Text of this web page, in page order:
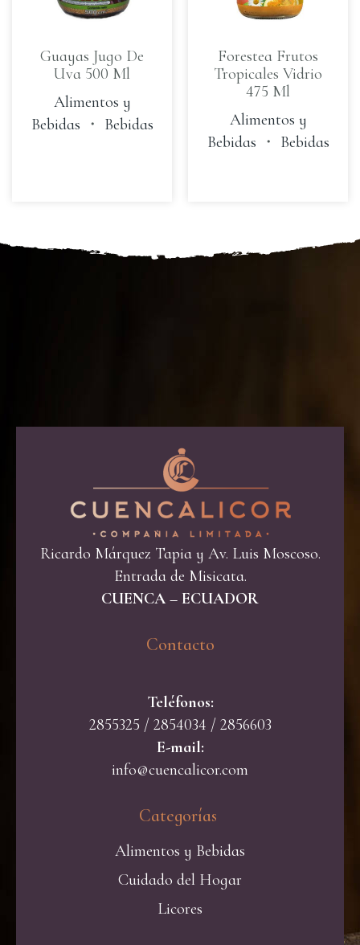
Guayas Jugo De
Uva 500 Ml
Alimentos y
Bebidas ・ Bebidas
Forestea Frutos
Tropicales Vidrio
475 Ml
Alimentos y
Bebidas ・ Bebidas
Ricardo Márquez Tapia y Av. Luis Moscoso.
Entrada de Misicata.
CUENCA – ECUADOR
Contacto​
Teléfonos:
2855325 / 2854034 / 2856603
E-mail:
info@cuencalicor.com
Categorías ​
Alimentos y Bebidas
Cuidado del Hogar
Licores